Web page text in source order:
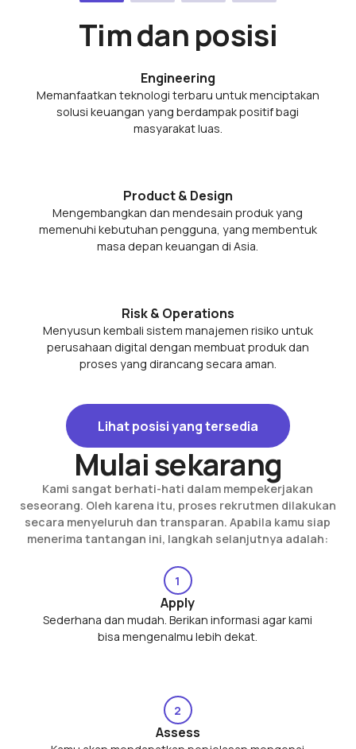
Tim dan posisi
Engineering
Memanfaatkan teknologi terbaru untuk menciptakan
solusi keuangan yang berdampak positif bagi
masyarakat luas.
Product & Design
Mengembangkan dan mendesain produk yang
memenuhi kebutuhan pengguna, yang membentuk
masa depan keuangan di Asia.
Risk & Operations
Menyusun kembali sistem manajemen risiko untuk
perusahaan digital dengan membuat produk dan
proses yang dirancang secara aman.
Lihat posisi yang tersedia
Lihat posisi yang tersedia
Mulai sekarang
Kami sangat berhati-hati dalam mempekerjakan
seseorang. Oleh karena itu, proses rekrutmen dilakukan
secara menyeluruh dan transparan. Apabila kamu siap
menerima tantangan ini, langkah selanjutnya adalah:
1
Apply
Sederhana dan mudah. Berikan informasi agar kami
bisa mengenalmu lebih dekat.
2
Assess